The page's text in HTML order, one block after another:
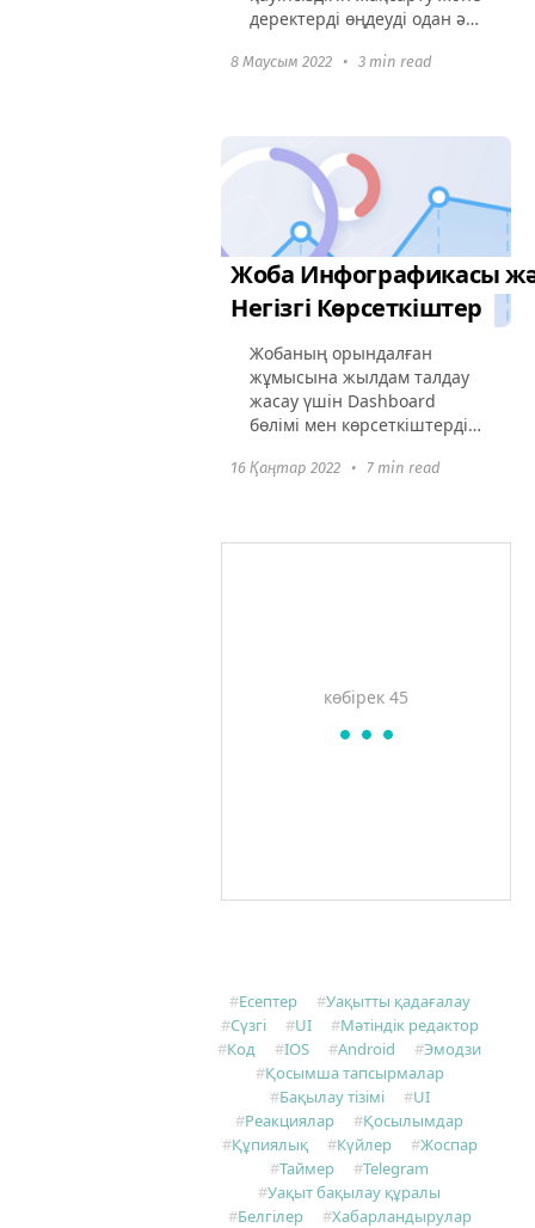
деректерді өңдеуді одан әрі
жұмысын жалғастыруда,
сұраулармен...
8 Маусым 2022 • 3 min read
Жоба Инфографикасы
Негізгі Көрсеткіштер
Жобаның орындалған
жұмысына жылдам талдау
жасау үшін Dashboard
бөлімі мен көрсеткіштердің
функциямен сіз жобаның
қатысуын талдап, уақыт
16 Қаңтар 2022 • 7 min read
көбірек 45
Есептер
Уақытты қадағалау
Сүзгі
UI
Мәтіндік редактор
Код
IOS Android
Эмодзи
Қосымша тапсырмалар
Бақылау тізімі
UI
Реакциялар
Қосылымдар
Құпиялық
Күйлер
Жоспар
Таймер
Telegram
Уақыт бақылау құралы
Белгілер
Хабарландырулар